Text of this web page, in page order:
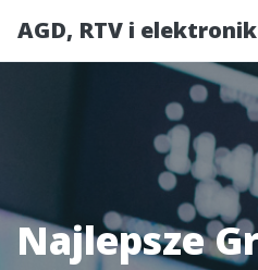
AGD, RTV i
Najlepsze